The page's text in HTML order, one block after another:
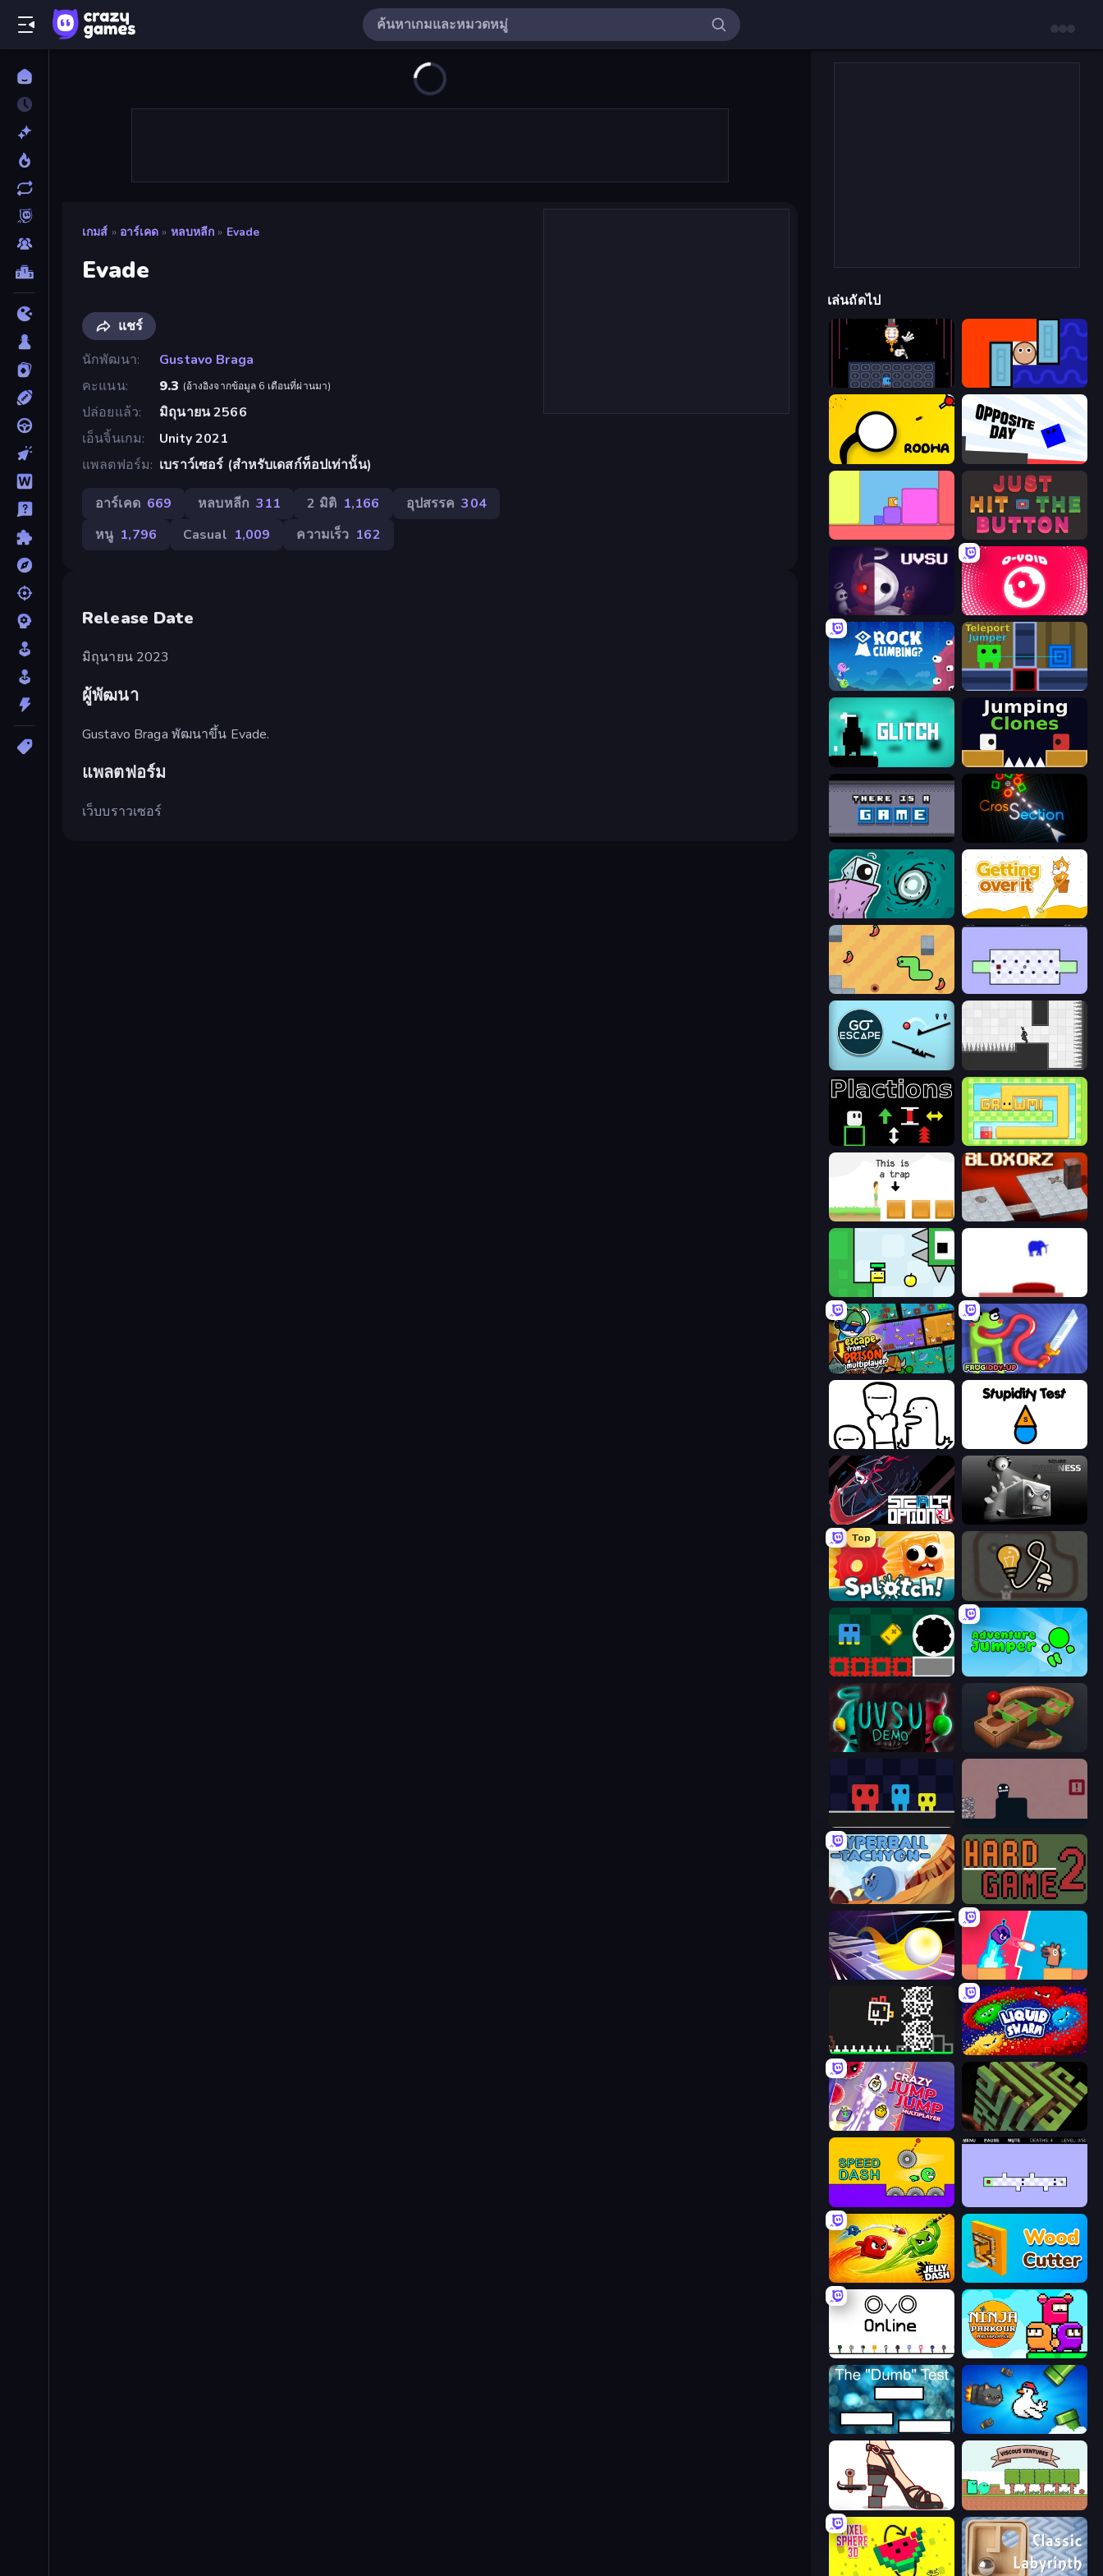
เกมส์ » อาร์เคด » หลบหลีก » Evade
Evade
แชร์
นักพัฒนา
Gustavo Braga
คะแนน
9.3 (อ้างอิงจากข้อมูล 6 เดือนที่ผ่านมา)
ปล่อยแล้ว
มิถุนายน 2566
เอ็นจิ้นเกม
Unity 2021
แพลตฟอร์ม
เบราว์เซอร์ (สำหรับเดสก์ท็อปเท่านั้น)
อาร์เคด 669 หลบหลีก 311 2 มิติ 1,166 อุปสรรค 304
หนู 1,796 Casual 1,009 ความเร็ว 162
Release Date
มิถุนายน 2023
ผู้พัฒนา
Gustavo Braga พัฒนาขึ้น Evade.
แพลตฟอร์ม
เว็บบราวเซอร์
เล่นถัดไป
Just One Boss Lava and Aqua
Rodha Opposite Day
Just Hit the Button
UVSU O-VOID
Rock Climbing? Teleport Jumper
Jumping Clones
There Is No Game Crossection
Tilo Getting Over It
SSSPICY!
Growmi
The Unfair Platformer Bloxorz
This Is The Only Level
Escape From Prison Multiplayer Frogiddy
I Don't Even Know Stupidity Test
Stealth Optional Sqube Darkness
Top
Splotch! Light The Lamp
Jump and Hover Adventure Jumper
UVSU Demo Marble Run
Hyperball Tachyon Hard Game 2
Leap and Avoid 2 Boom Slingers ReBoom
Chicken and Bee Liquid Swarm
Crazy Jump Jump Multiplayer Maze Planet 3D
Jelly Dash Wood Cutter - Saw
OvO.io Ninja Parkour Multiplayer
The Dumb Test Honk
Kakato Otoshi Viscous Ventures